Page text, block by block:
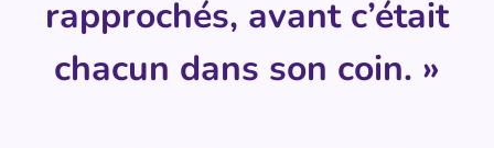
rapprochés, avant c’était
chacun dans son coin. »